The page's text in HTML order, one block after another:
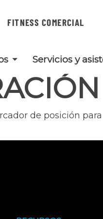
FITNESS COMERCIAL
Servicios y
de posición